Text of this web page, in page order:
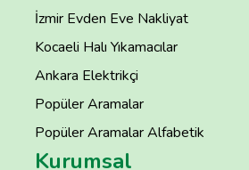
İzmir Evden Eve Nakliyat
Kocaeli Halı Yıkamacılar
Ankara Elektrikçi
Popüler Aramalar
Popüler Aramalar Alfabetik
Kurumsal